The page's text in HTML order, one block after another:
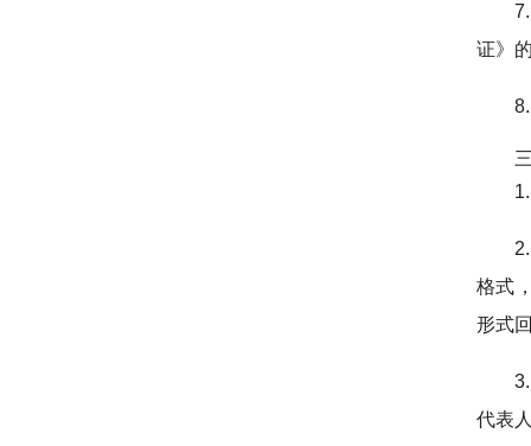
证》
格式
形式
代表